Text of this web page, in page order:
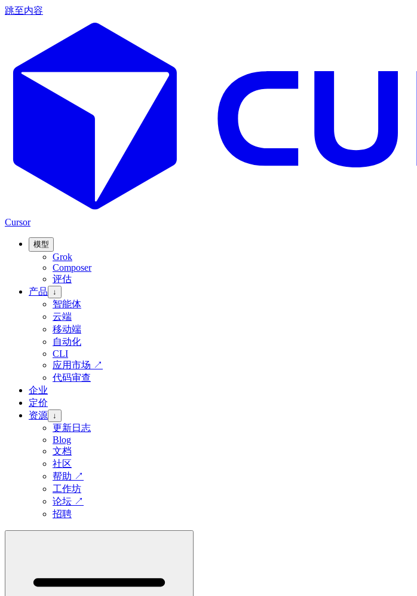
跳至内容
Cursor
模型
Grok
Composer
评估
产品
↓
智能体
云端
移动端
自动化
CLI
应用市场 ↗
代码审查
企业
定价
资源 ↓
更新日志
Blog
文档
社区
帮助 ↗
工作坊
论坛 ↗
招聘